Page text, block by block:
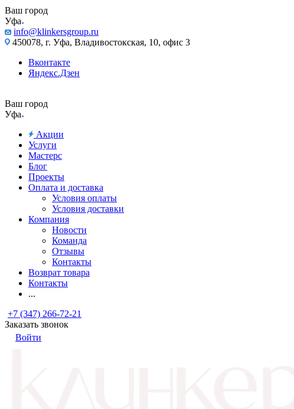
Ваш город
Уфа
info@klinkersgroup.ru
450078, г. Уфа, Владивостокская, 10, офис 3
Вконтакте
Яндекс.Дзен
Ваш город
Уфа
Акции
Услуги
Мастерс
Блог
Проекты
Оплата и доставка
Условия оплаты
Условия доставки
Компания
Новости
Команда
Отзывы
Контакты
Возврат товара
Контакты
...
+7 (347) 266-72-21
Заказать звонок
Войти